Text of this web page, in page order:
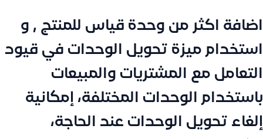
اضافة اكثر من وحدة قياس للمنتج , و
استخدام ميزة تحويل الوحدات في قيود
التعامل مع المشتريات والمبيعات
باستخدام الوحدات المختلفة، إمكانية
إلغاء تحويل الوحدات عند الحاجة،